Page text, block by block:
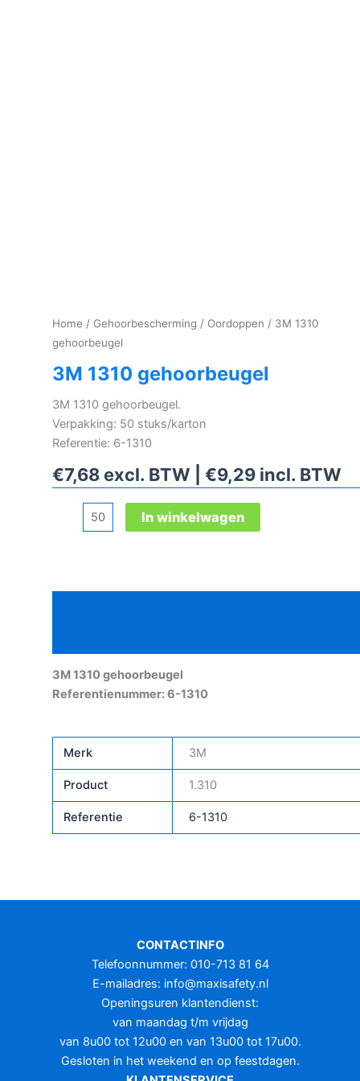
Home / Gehoorbescherming / Oordoppen / 3M 1310
gehoorbeugel
3M 1310 gehoorbeugel
3M 1310 gehoorbeugel.
Verpakking: 50 stuks/karton
Referentie: 6-1310
€7,68 excl. BTW | €9,29 incl. BTW
In winkelwagen
3M 1310 gehoorbeugel
Referentienummer: 6-1310
Merk 3M
Product 1.310
Referentie 6-1310
CONTACTINFO
Telefoonnummer: 010-713 81 64
E-mailadres: info@maxisafety.nl
Openingsuren klantendienst:
van maandag t/m vrijdag
van 8u00 tot 12u00 en van 13u00 tot 17u00.
Gesloten in het weekend en op feestdagen.